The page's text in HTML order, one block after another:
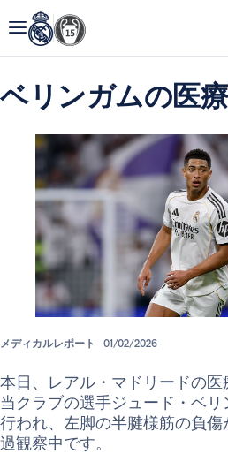
ベリンガムの医
メディカルレポート 01/02/2026
本日、レアル・マドリードの医
当クラブの選手ジュード・ベ
行われ、左脚の半腱様筋の負
過観察中です。